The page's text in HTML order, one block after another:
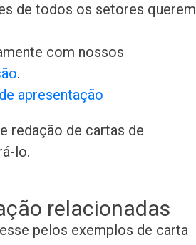
de todos os setores querem
com nossos
.
apresentação
redação de cartas de
lo.
relacionadas
pelos exemplos de carta